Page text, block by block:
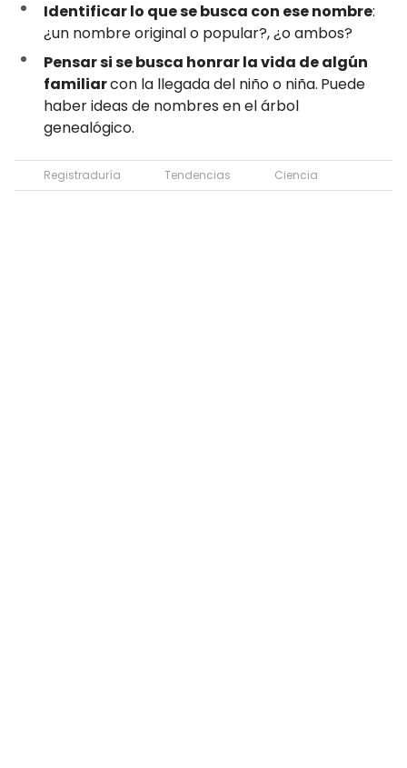
Identificar lo que se busca con ese nombre:
¿un nombre original o popular?, ¿o ambos?
Pensar sise busca honrar la vida de algún
familiarcon la llegada del niño o niña. Puede
haber ideas de nombres en el árbol
genealógico.
Registraduría Tendencias Ciencia